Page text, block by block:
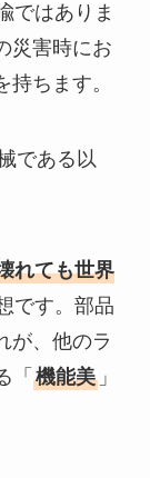
ではありま
災害時にお
ちます。
である以
れても世界
です。部品
が、他のラ
「 機能美」